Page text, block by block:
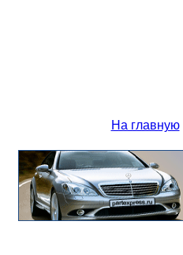
На главную